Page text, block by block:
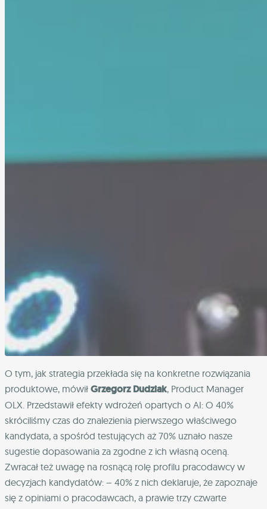
O tym, jak strategia przekłada się na konkretne rozwiązania
produktowe, mówił Grzegorz Dudziak, Product Manager
OLX. Przedstawił efekty wdrożeń opartych o AI: O 40%
skróciliśmy czas do znalezienia pierwszego właściwego
kandydata, a spośród testujących aż 70% uznało nasze
sugestie dopasowania za zgodne z ich własną oceną.
Zwracał też uwagę na rosnącą rolę profilu pracodawcy w
decyzjach kandydatów: – 40% z nich deklaruje, że zapoznaje
się z opiniami o pracodawcach, a prawie trzy czwarte